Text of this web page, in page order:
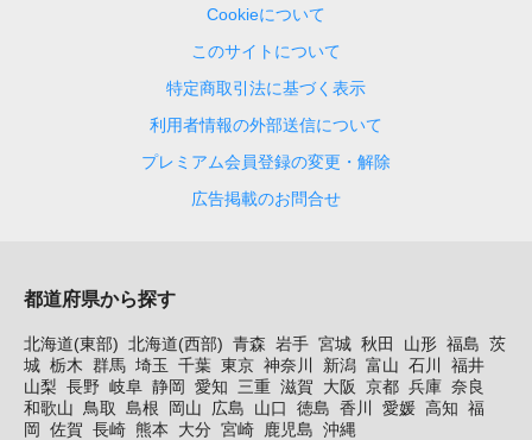
Cookieについて
このサイトについて
特定商取引法に基づく表示
利用者情報の外部送信について
プレミアム会員登録の変更・解除
広告掲載のお問合せ
都道府県から探す
北海道(東部) 北海道(西部) 青森 岩手 宮城 秋田 山形 福島 茨
城 栃木 群馬 埼玉 千葉 東京 神奈川 新潟 富山 石川
福井
山梨 長野 岐阜 静岡 愛知 三重 滋賀 大阪 京都 兵庫 奈良
和歌山
鳥取 島根 岡山 広島 山口 徳島 香川 愛媛 高知 福
岡
佐賀 長崎 熊本 大分 宮崎 鹿児島 沖縄